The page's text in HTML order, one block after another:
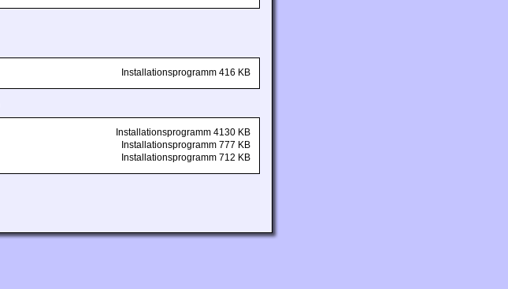
Installationsprogramm 416 KB
Installationsprogramm 4130 KB
Installationsprogramm 777 KB
Installationsprogramm 712 KB